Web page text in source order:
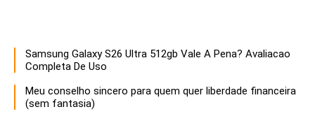
Samsung Galaxy S26 Ultra 512gb Vale A Pena? Avaliacao
Completa De Uso
Meu conselho sincero para quem quer liberdade financeira
(sem fantasia)